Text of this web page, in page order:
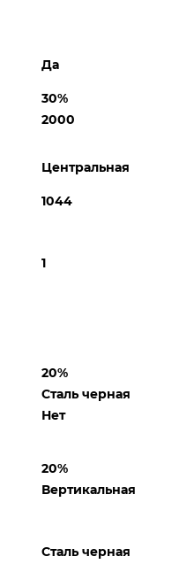
Да
30%
2000
Центральная
1044
1
20%
Сталь черная
Нет
20%
Вертикальная
Сталь черная